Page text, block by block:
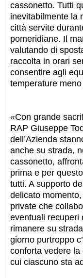
cassonetto. Tutti
inevitabilmente la
città servite
pomeridiane. Il
valutando di
raccolta in orari
consentire agli
temperature
«Con grande
RAP Giuseppe
dell’Azienda
anche su strada,
cassonetto,
prima e per
tutti. A supporto
delicato
private che
eventuali recuperi
rimanere su
giorno purtroppo
conforta vedere
cui ciascuno sta